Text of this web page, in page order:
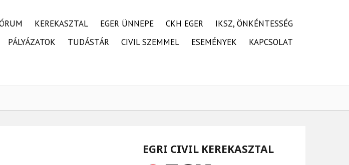
KEREKASZTAL EGER ÜNNEPE CKH EGER
IKSZ, ÖNKÉNTESSÉG
PÁLYÁZATOK
TUDÁSTÁR CIVIL SZEMMEL ESEMÉNYEK KAPCSOLAT
EGRI CIVIL KEREKASZTAL